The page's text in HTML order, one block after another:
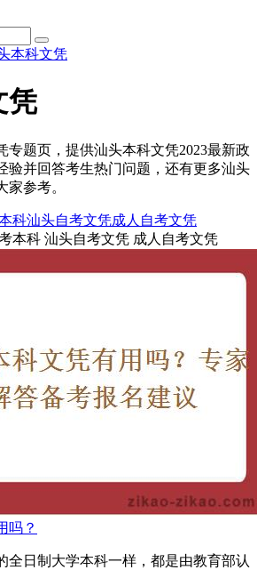
本科文凭
凭
专题页，提供汕头本科文凭2023最新政
验并回答考生热门问题，还有更多汕头
参考。
科汕头自考文凭成人自考文凭
本科 汕头自考文凭 成人自考文凭
吗？
全日制大学本科一样，都是由教育部认